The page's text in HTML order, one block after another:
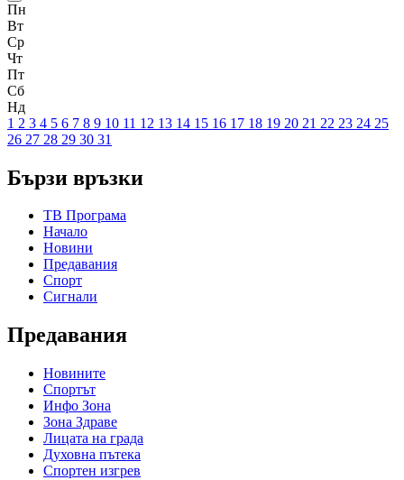
Пн
Вт
Ср
Чт
Пт
Сб
Нд
1 2 3 4 5 6 7 8 9 10 11 12 13 14 15 16 17 18 19 20 21 22 23 24 25
26 27 28 29 30 31
Бързи връзки
ТВ Програма
Начало
Новини
Предавания
Спорт
Сигнали
Предавания
Новините
Спортът
Инфо Зона
Зона Здраве
Лицата на града
Духовна пътека
Спортен изгрев